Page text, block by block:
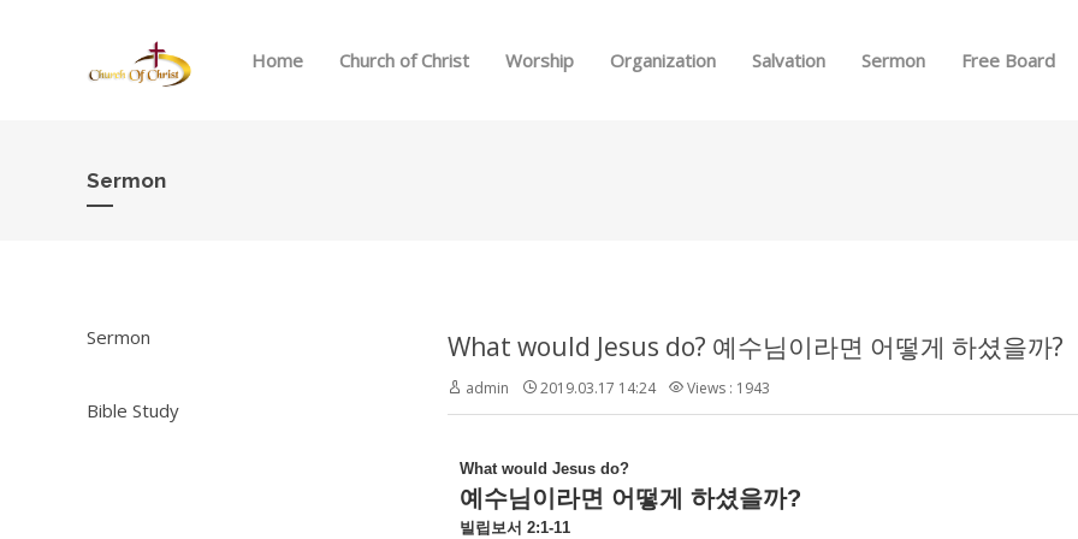
Home Church of Christ Worship Organization Salvation Sermon Free Board
Sermon
Sermon
Bible Study
What would Jesus do? 예수님이라면 어떻게 하셨을까?
admin 2019.03.17 14:24 Views : 1943
What would Jesus do?
예수님이라면 어떻게 하셨을까?
빌립보서 2:1-11